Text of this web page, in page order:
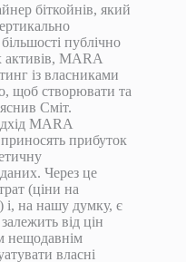
біткойнів, який
публічно
активів, MARA
із власниками
щоб створювати та
Сміт.
MARA
прибуток
Через це
(ціни на
і, на нашу думку, є
від цін
нещодавнім
власні